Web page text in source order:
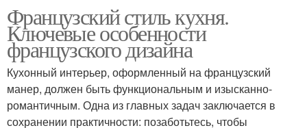
Французский стиль кухня.
Ключевые особенности
французского дизайна
Кухонный интерьер, оформленный на французский
манер, должен быть функциональным и изысканно-
романтичным. Одна из главных задач заключается в
сохранении практичности: позаботьтесь, чтобы